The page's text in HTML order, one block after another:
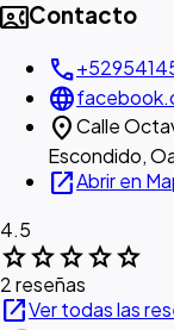
contact_phoneContacto
call
language
location_onCalle
Escondido,
open_in_newAbrir en
4.5
starstarstarstarstar
2 reseñas
open_in_newVer todas las